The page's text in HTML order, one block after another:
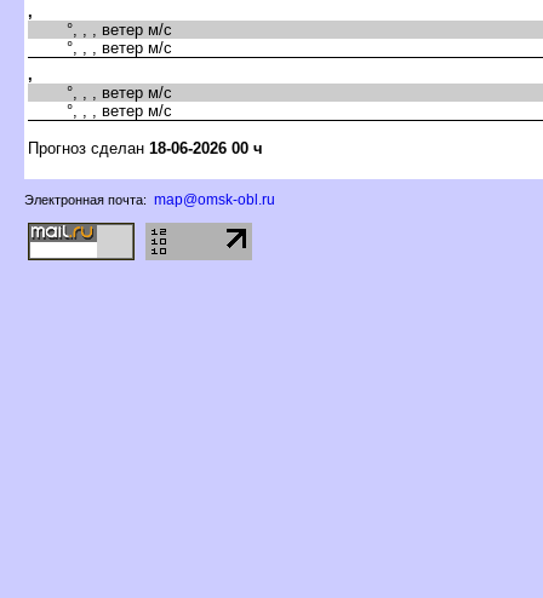
,
°, , , ветер м/с
°, , , ветер м/с
,
°, , , ветер м/с
°, , , ветер м/с
Прогноз сделан 18-06-2026 00 ч
Электронная почта: map@omsk-obl.ru